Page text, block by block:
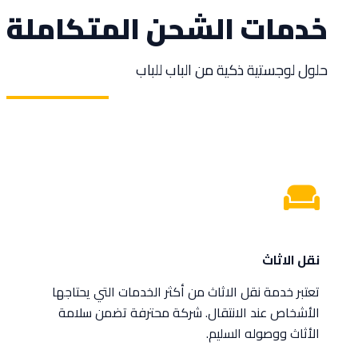
خدمات الشحن المتكاملة
حلول لوجستية ذكية من الباب للباب
نقل الاثاث
تعتبر خدمة نقل الاثاث من أكثر الخدمات التي يحتاجها
الأشخاص عند الانتقال. شركة محترفة تضمن سلامة
الأثاث ووصوله السليم.